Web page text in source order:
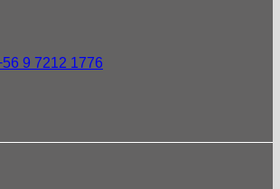
9 7212 1776